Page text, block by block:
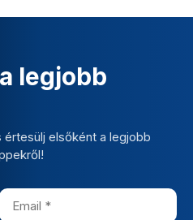
legjobb
elsőként a legjobb